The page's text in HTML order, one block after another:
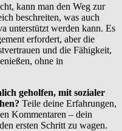
kann man den Weg zur
beschreiten, was auch
unterstützt werden kann. Es
erfordert, aber die
und die Fähigkeit,
ohne in
geholfen, mit sozialer
Teile deine Erfahrungen,
Kommentaren – dein
ersten Schritt zu wagen.